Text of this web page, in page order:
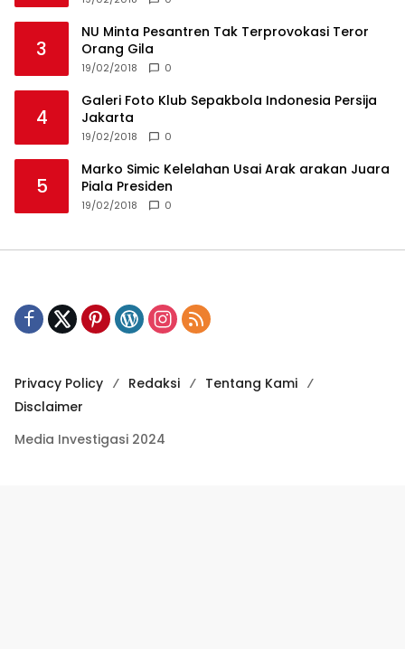
3
NU Minta Pesantren Tak Terprovokasi Teror
Orang Gila
19/02/2018 0
4
Galeri Foto Klub Sepakbola Indonesia Persija
Jakarta
19/02/2018 0
5
Marko Simic Kelelahan Usai Arak arakan Juara
Piala Presiden
19/02/2018 0
Privacy Policy Redaksi
Tentang Kami
Disclaimer
Media Investigasi 2024